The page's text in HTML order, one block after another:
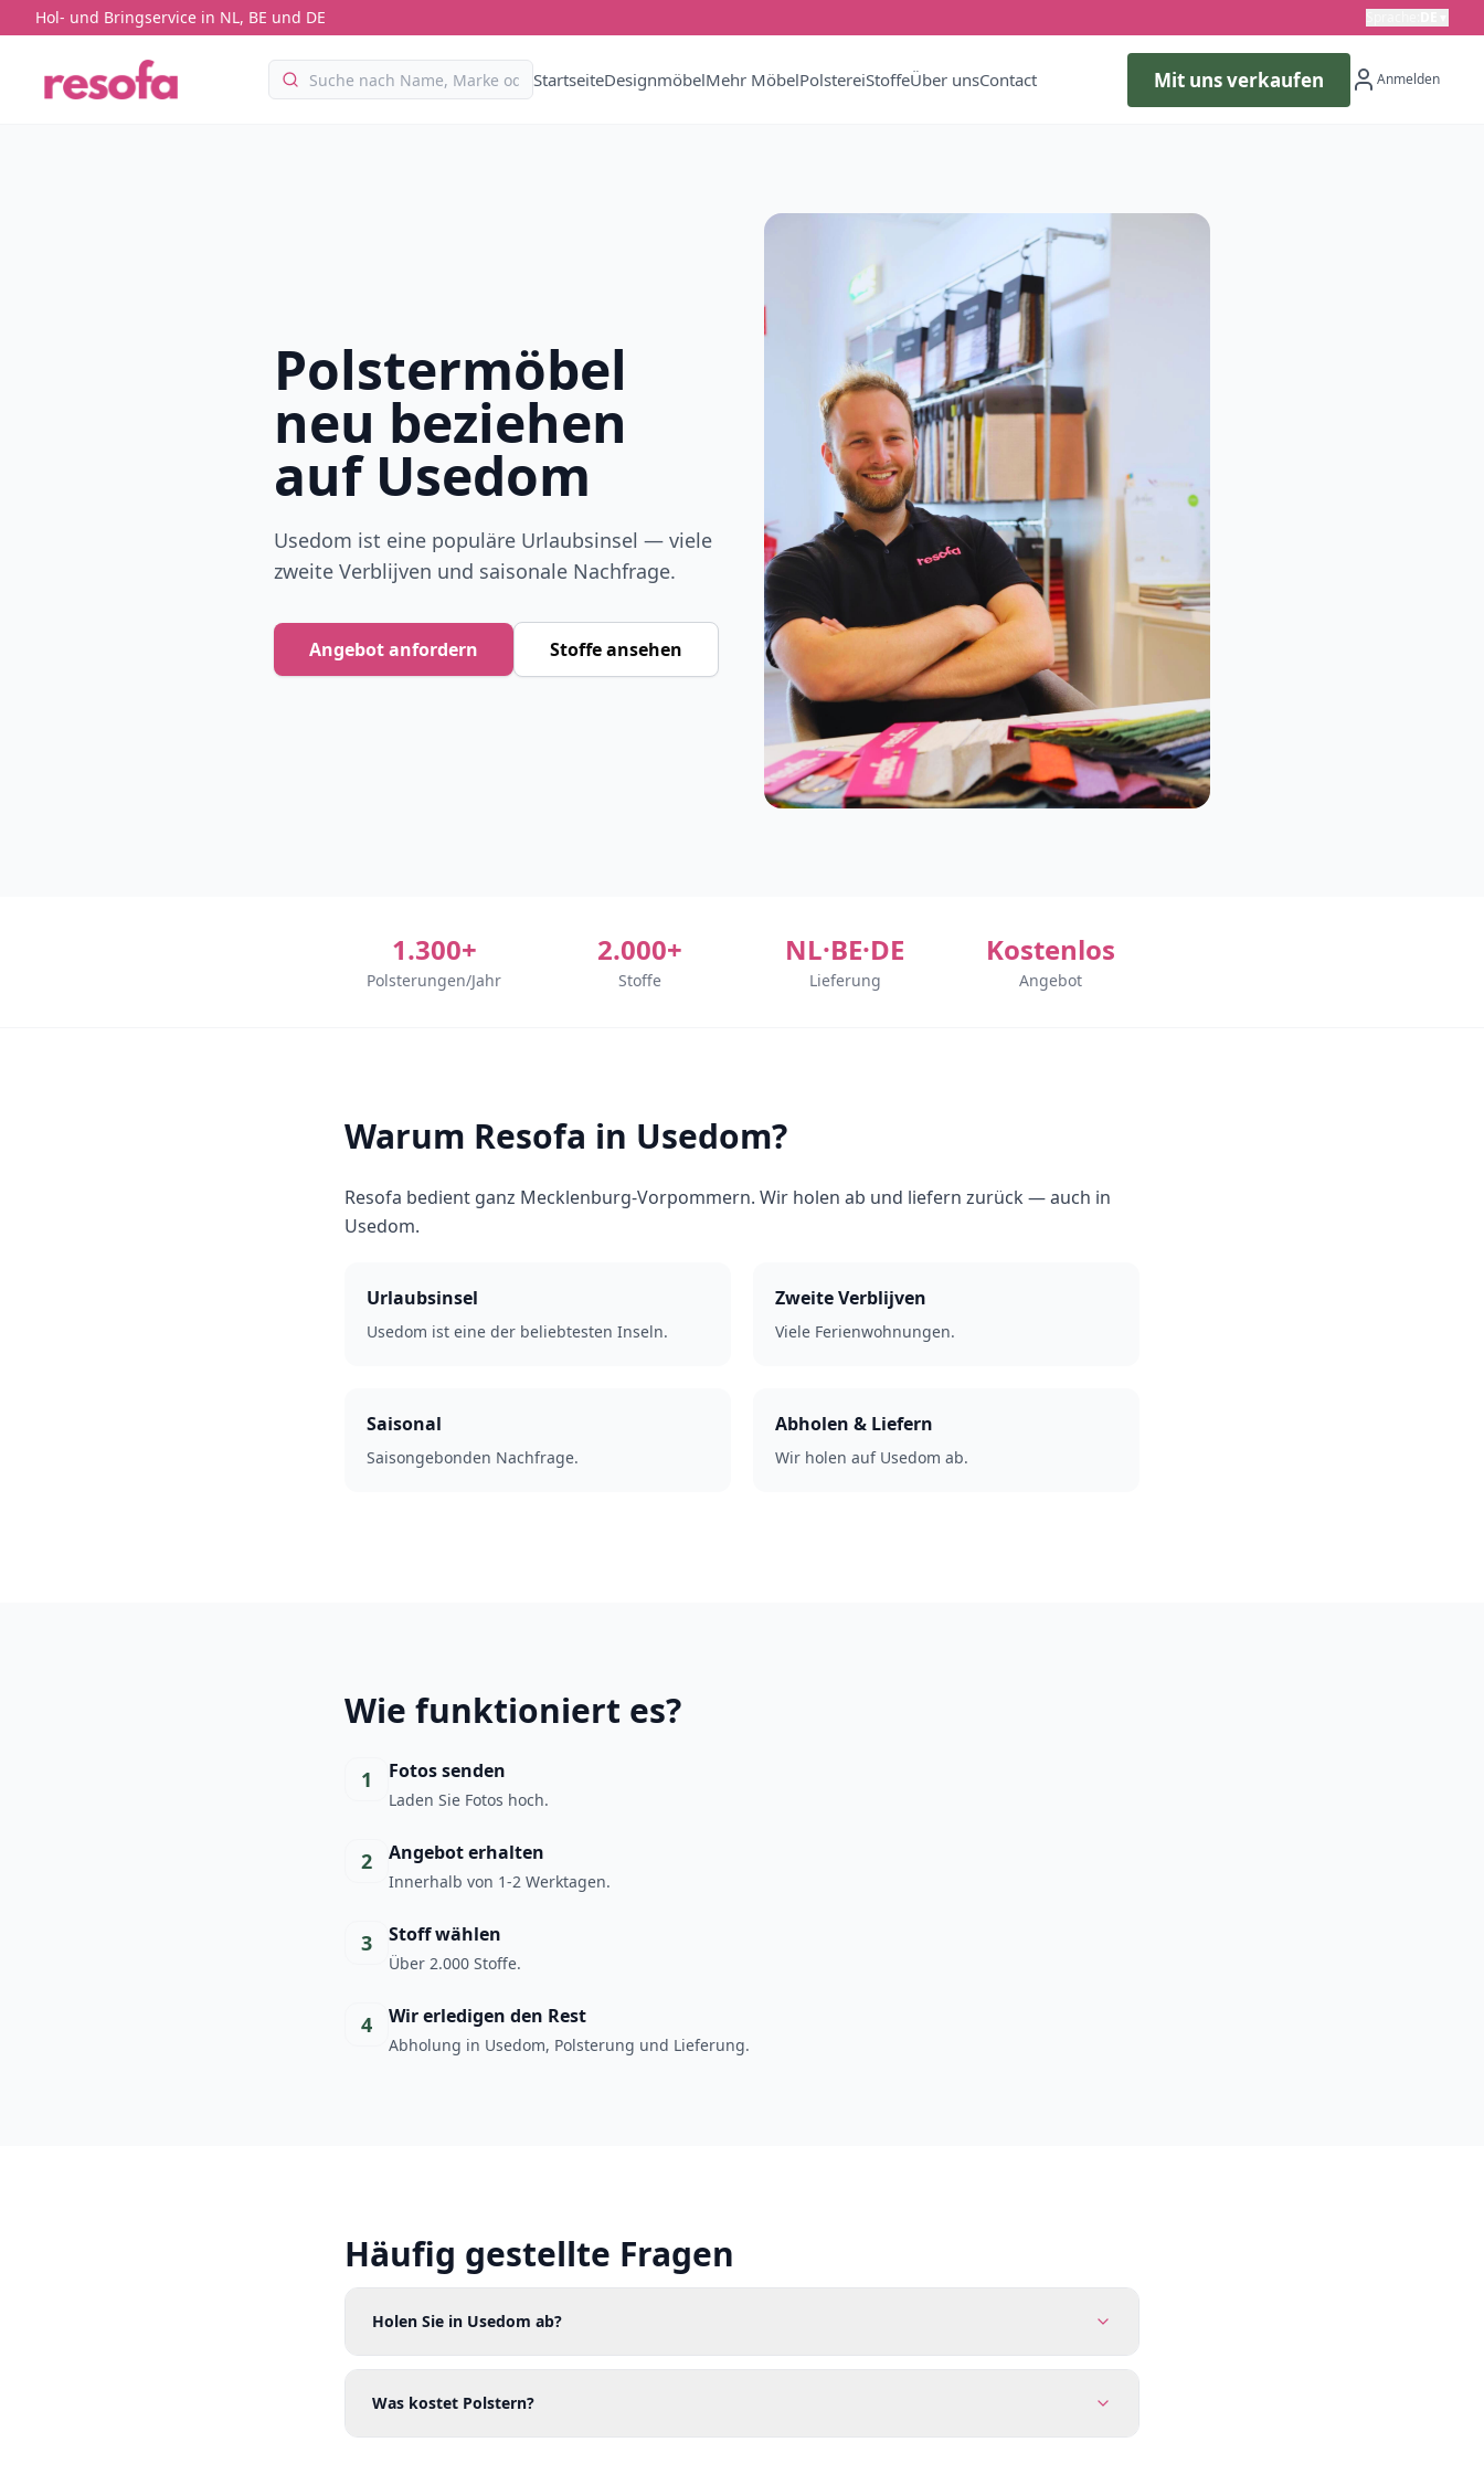
Hol- und Bringservice in NL, BE und DE
StartseiteDesignmöbelMehr MöbelPolstereiStoffeÜber unsContact Mit uns verkaufen Anmelden
Polstermöbel
neu beziehen
auf Usedom
Usedom ist eine populäre Urlaubsinsel — viele
zweite Verblijven und saisonale Nachfrage.
Angebot anfordern Stoffe ansehen
1.300+
Polsterungen/Jahr
2.000+
Stoffe
NL·BE·DE
Lieferung
Kostenlos
Angebot
Warum Resofa in Usedom?
Resofa bedient ganz Mecklenburg-Vorpommern. Wir holen ab und liefern zurück — auch in
Usedom.
Urlaubsinsel
Usedom ist eine der beliebtesten Inseln.
Zweite Verblijven
Viele Ferienwohnungen.
Saisonal
Saisongebonden Nachfrage.
Abholen & Liefern
Wir holen auf Usedom ab.
Wie funktioniert es?
1 Fotos senden
Laden Sie Fotos hoch.
2 Angebot erhalten
Innerhalb von 1-2 Werktagen.
3 Stoff wählen
Über 2.000 Stoffe.
4 Wir erledigen den Rest
Abholung in Usedom, Polsterung und Lieferung.
Häufig gestellte Fragen
Holen Sie in Usedom ab?
Was kostet Polstern?